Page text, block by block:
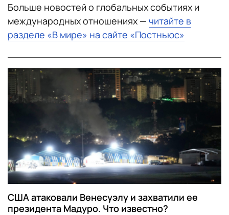
Больше новостей о глобальных событиях и
международных отношениях — читайте в
разделе «В мире» на сайте «Постньюс»
США атаковали Венесуэлу и захватили ее
президента Мадуро. Что известно?